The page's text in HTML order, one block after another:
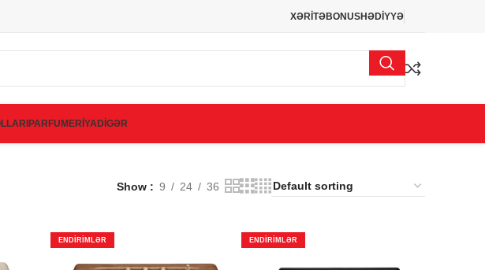
XƏRİTƏBONUSHƏDİYYƏ
PARFUMERİYADİGƏR
Show 9 24 36
ENDIRIMLƏR ENDIRIMLƏR